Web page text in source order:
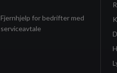
Fjernhjelp for bedrifter med
serviceavtale